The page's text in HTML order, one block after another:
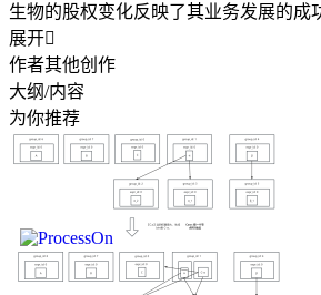
生物的股权变化反映了其业务发展的成
展开
作者其他创作
大纲/内容
为你推荐